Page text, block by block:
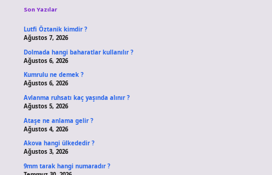
Son Yazılar
Lutfi Öztanik kimdir ?
Ağustos 7, 2026
Dolmada hangi baharatlar kullanılır ?
Ağustos 6, 2026
Kumrulu ne demek ?
Ağustos 6, 2026
Avlanma ruhsatı kaç yaşında alınır ?
Ağustos 5, 2026
Ataşe ne anlama gelir ?
Ağustos 4, 2026
Akova hangi ülkededir ?
Ağustos 3, 2026
9mm tarak hangi numaradır ?